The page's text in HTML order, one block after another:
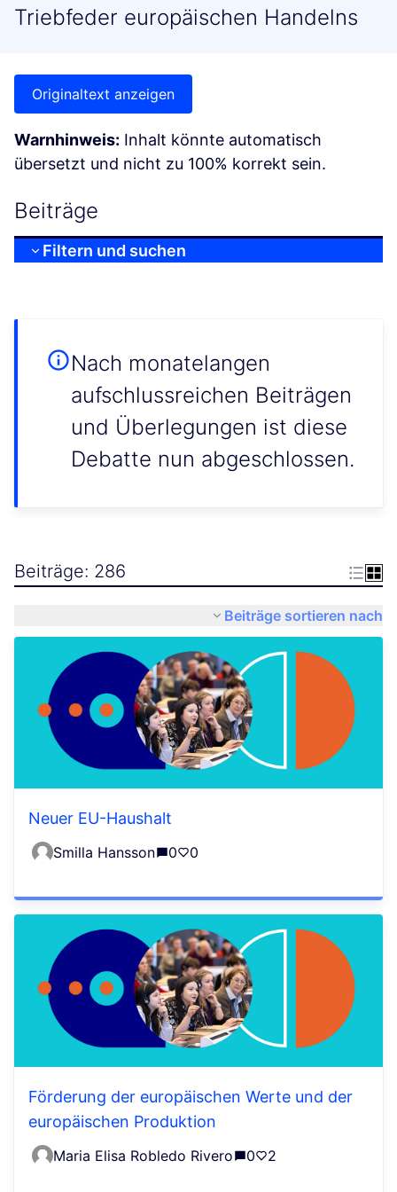
Triebfeder europäischen Handelns
Originaltext anzeigen
Warnhinweis: Inhalt könnte automatisch
übersetzt und nicht zu 100% korrekt sein.
Beiträge
Filtern und suchen
Nach monatelangen
aufschlussreichen Beiträgen
und Überlegungen ist diese
Debatte nun abgeschlossen.
Beiträge: 286
Beiträge sortieren nach
Neuer EU-Haushalt
Smilla Hansson 0 0
Förderung der europäischen Werte und der
europäischen Produktion
Maria Elisa Robledo Rivero 0 2